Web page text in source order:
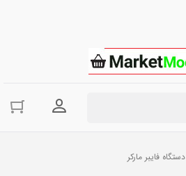
ورود به
دستگاه فایبر مارکر